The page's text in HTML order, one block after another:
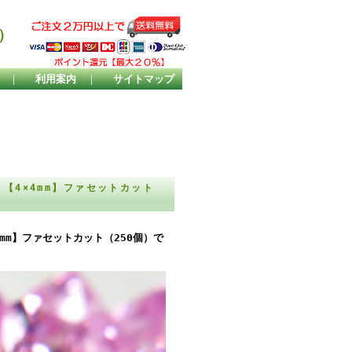
｜ 利用案内 ｜ サイトマップ
4×4mm】ファセットカット
】ファセットカット（250個）で